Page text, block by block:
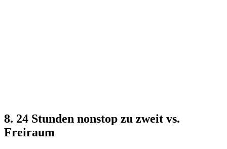
8. 24 Stunden nonstop zu zweit vs.
Freiraum